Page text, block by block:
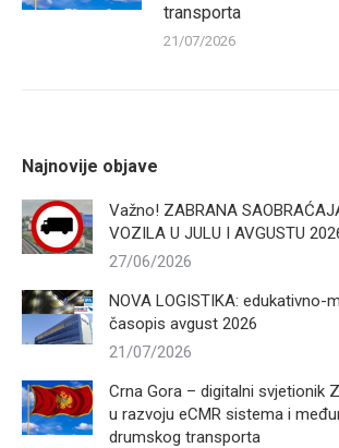
transporta
21/07/2026
Najnovije objave
Važno! ZABRANA
VOZILA U JULU I AVGUSTU
27/06/2026
NOVA LOGISTIKA: edukativno-
časopis avgust 2026
21/07/2026
Crna Gora – digitalni svjetionik
u razvoju eCMR sistema i
drumskog transporta